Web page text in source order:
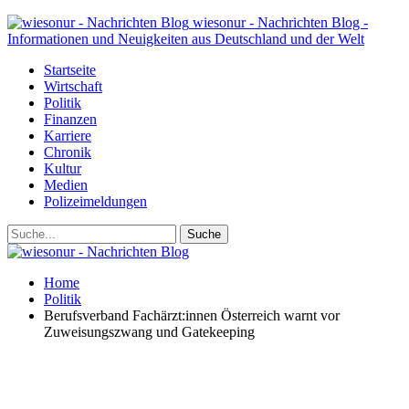
wiesonur - Nachrichten Blog -
Informationen und Neuigkeiten aus Deutschland und der Welt
Startseite
Wirtschaft
Politik
Finanzen
Karriere
Chronik
Kultur
Medien
Polizeimeldungen
Home
Politik
Berufsverband Fachärzt:innen Österreich warnt vor
Zuweisungszwang und Gatekeeping